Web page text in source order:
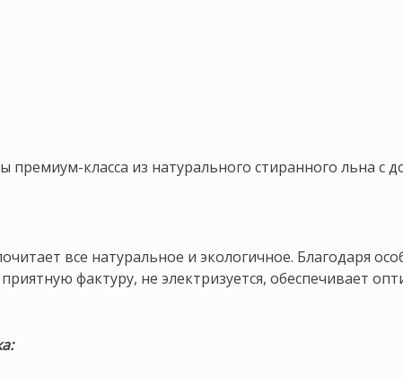
класса из натурального стиранного льна с
все натуральное и экологичное. Благодаря
фактуру, не электризуется, обеспечивает